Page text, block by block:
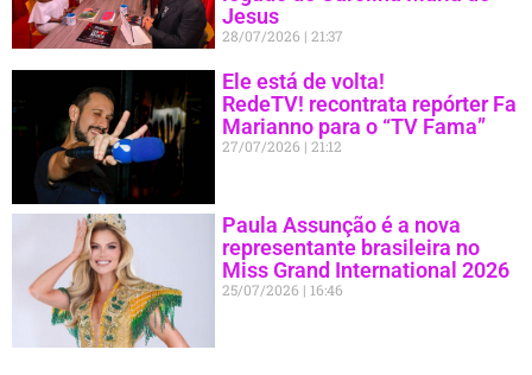
Jesus
28/07/2026 21:37
Ele está de volta!
RedeTV! recontrata repórter Fa
Marianno para o “TV Fama”
27/07/2026 21:12
Paula Assunção é a nova
representante brasileira no
Miss Grand International 2026
25/07/2026 16:46